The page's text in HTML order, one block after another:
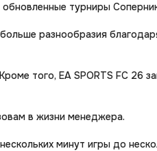
турниры
разнообразия
того, EA SPORTS FC 26
в жизни менеджера.
минут игры до